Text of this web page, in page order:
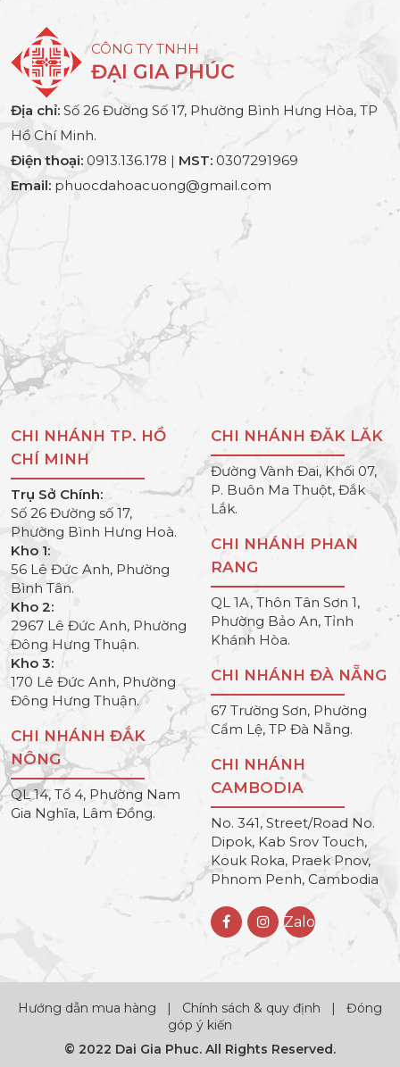
CÔNG TY TNHH
ĐẠI GIA PHÚC
Địa chỉ: Số 26 Đường Số 17, Phường Bình Hưng Hòa, TP
Hồ Chí Minh.
Điện thoại: 0913.136.178 | MST: 0307291969
Email: phuocdahoacuong@gmail.com
CHI NHÁNH TP. HỒ
CHÍ MINH
Trụ Sở Chính:
Số 26 Đường số 17,
Phường Bình Hưng Hoà.
Kho 1:
56 Lê Đức Anh, Phường
Bình Tân.
Kho 2:
2967 Lê Đức Anh, Phường
Đông Hưng Thuận.
Kho 3:
170 Lê Đức Anh, Phường
Đông Hưng Thuận.
CHI NHÁNH ĐẮK
NÔNG
QL 14, Tổ 4, Phường Nam
Gia Nghĩa, Lâm Đồng.
CHI NHÁNH ĐĂK LĂK
Đường Vành Đai, Khối 07,
P. Buôn Ma Thuột, Đắk
Lắk.
CHI NHÁNH PHAN
RANG
QL 1A, Thôn Tân Sơn 1,
Phường Bảo An, Tỉnh
Khánh Hòa.
CHI NHÁNH ĐÀ NẴNG
67 Trường Sơn, Phường
Cẩm Lệ, TP Đà Nẵng.
CHI NHÁNH
CAMBODIA
No. 341, Street/Road No.
Dipok, Kab Srov Touch,
Kouk Roka, Praek Pnov,
Phnom Penh, Cambodia
Zalo
Hướng dẫn mua hàng | Chính sách & quy định | Đóng
góp ý kiến
© 2022 Dai Gia Phuc. All Rights Reserved.